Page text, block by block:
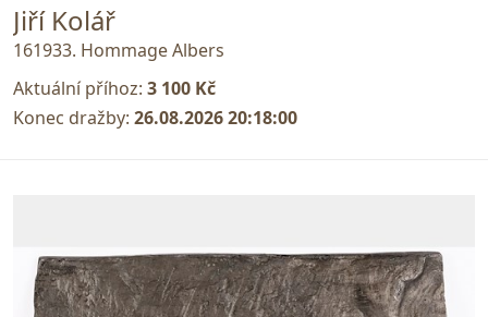
Jiří Kolář
161933. Hommage Albers
Aktuální příhoz: 3 100 Kč
Konec dražby: 26.08.2026 20:18:00